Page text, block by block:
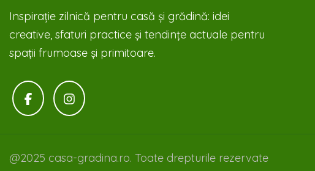
Inspirație zilnică pentru casă și grădină: idei
creative, sfaturi practice și tendințe actuale pentru
spații frumoase și primitoare.
@2025 casa-gradina.ro. Toate drepturile rezervate